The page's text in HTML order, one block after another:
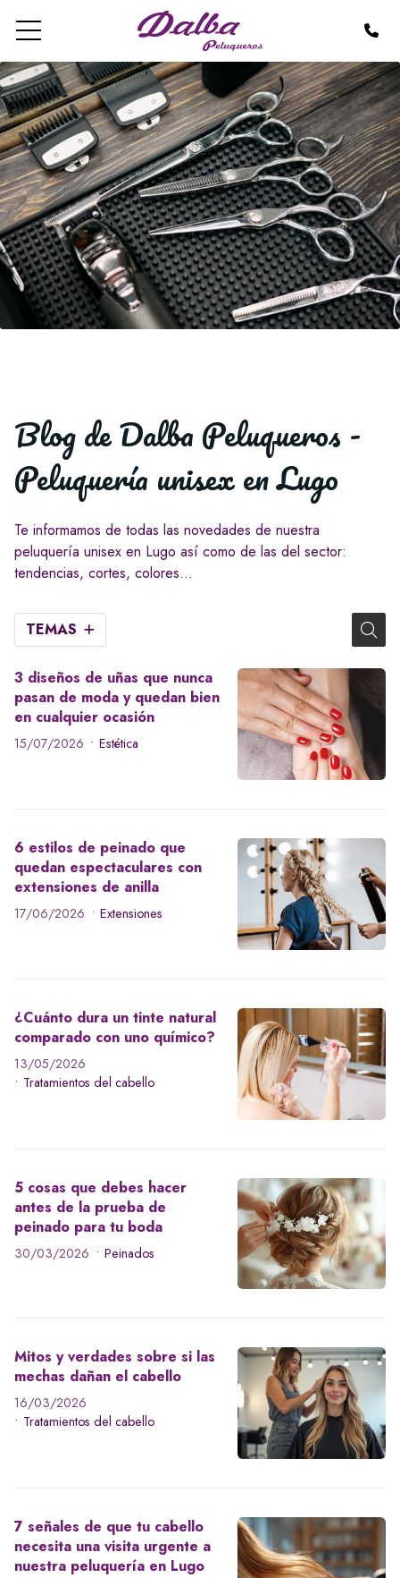
Blog de Dalba Peluqueros -
Peluquería unisex en Lugo
Te informamos de todas las novedades de nuestra
peluquería unisex en Lugo así como de las del sector:
tendencias, cortes, colores...
TEMAS
3 diseños de uñas que nunca
pasan de moda y quedan bien
en cualquier ocasión
15/07/2026 Estética
6 estilos de peinado que
quedan espectaculares con
extensiones de anilla
17/06/2026 Extensiones
¿Cuánto dura un tinte natural
comparado con uno químico?
13/05/2026
Tratamientos del cabello
5 cosas que debes hacer
antes de la prueba de
peinado para tu boda
30/03/2026 Peinados
Mitos y verdades sobre si las
mechas dañan el cabello
16/03/2026
Tratamientos del cabello
7 señales de que tu cabello
necesita una visita urgente a
nuestra peluquería en Lugo